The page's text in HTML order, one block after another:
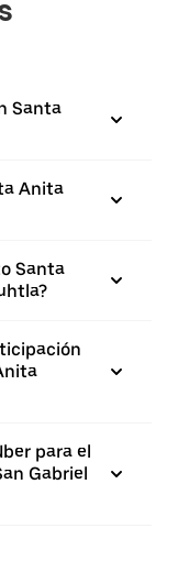
Santa
Anita
Santa
para el
Gabriel